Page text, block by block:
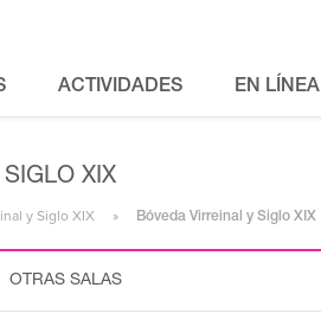
ACTIVIDADES EN LÍNEA
XIX
y Siglo XIX Bóveda Virreinal y Siglo XIX
OTRAS SALAS